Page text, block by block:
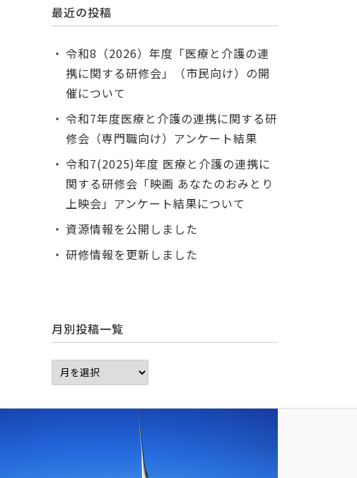
最近の投稿
令和8（2026）年度「医療と介護の連
携に関する研修会」（市民向け）の開
催について
令和7年度医療と介護の連携に関する研
修会（専門職向け）アンケート結果
令和7(2025)年度 医療と介護の連携に
関する研修会「映画 あなたのおみとり
上映会」アンケート結果について
資源情報を公開しました
研修情報を更新しました
月別投稿一覧